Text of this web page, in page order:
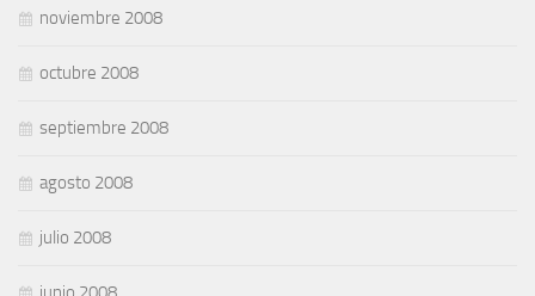
noviembre 2008
octubre 2008
septiembre 2008
agosto 2008
julio 2008